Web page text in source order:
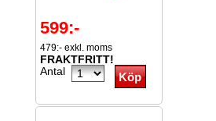
599:-
479:- exkl. moms
FRAKTFRITT!
Antal